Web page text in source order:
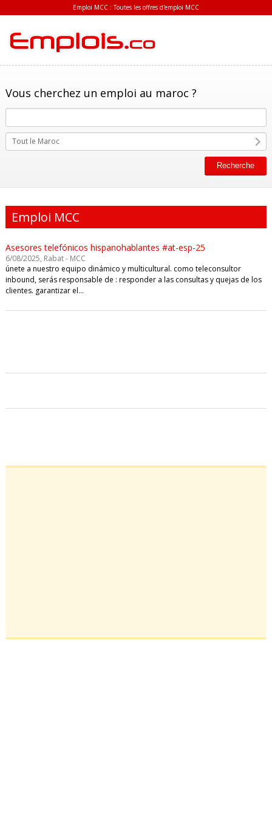
Emploi MCC : Toutes les offres d'emploi MCC
Vous cherchez un emploi au maroc ?
Tout le Maroc
Emploi MCC
Asesores telefónicos hispanohablantes #at-esp-25
6/08/2025, Rabat - MCC
únete a nuestro equipo dinámico y multicultural. como teleconsultor
inbound, serás responsable de : responder a las consultas y quejas de los
clientes. garantizar el…